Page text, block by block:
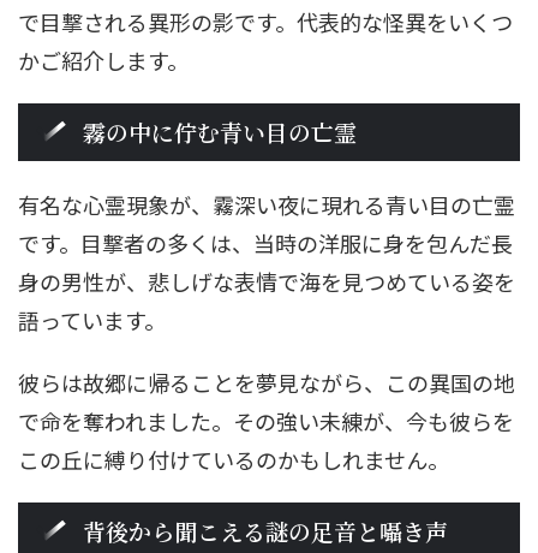
で目撃される異形の影です。代表的な怪異をいくつ
かご紹介します。
霧の中に佇む青い目の亡霊
有名な心霊現象が、霧深い夜に現れる青い目の亡霊
です。目撃者の多くは、当時の洋服に身を包んだ長
身の男性が、悲しげな表情で海を見つめている姿を
語っています。
彼らは故郷に帰ることを夢見ながら、この異国の地
で命を奪われました。その強い未練が、今も彼らを
この丘に縛り付けているのかもしれません。
背後から聞こえる謎の足音と囁き声